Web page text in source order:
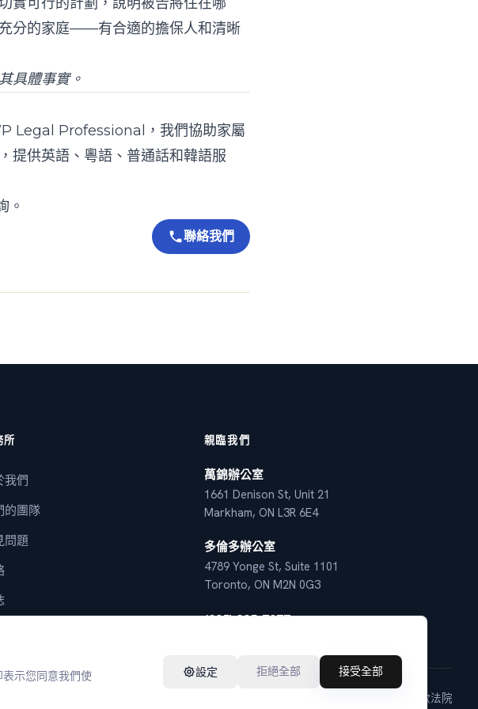
分的家庭——有合適的擔保人和清晰
具體事實。
Legal Professional
，我們協助家屬
提供英語、粵語、普通話和韓語服
。
聯絡我們
所
我們
的團隊
問題
親臨我們
萬錦辦公室
1661 Denison St, Unit 21
Markham, ON L3R 6E4
多倫多辦公室
4789 Yonge St, Suite 1101
Toronto, ON M2N 0G3
(905) 305-7077
條款法院
示您同意我們使 設定 拒絕全部 接受全部